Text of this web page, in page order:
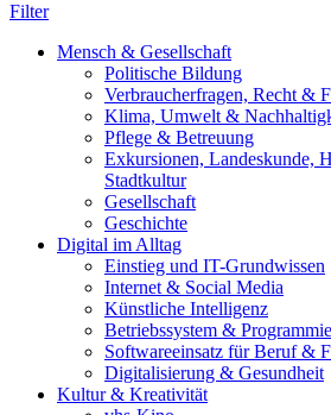
Filter
Mensch & Gesellschaft
Politische Bildung
Verbraucherfragen, Recht &
Klima, Umwelt &
Pflege & Betreuung
Exkursionen, Landeskunde,
Stadtkultur
Gesellschaft
Geschichte
Digital im Alltag
Einstieg und IT-Grundwissen
Internet & Social Media
Künstliche Intelligenz
Betriebssystem &
Softwareeinsatz für Beruf &
Digitalisierung & Gesundheit
Kultur & Kreativität